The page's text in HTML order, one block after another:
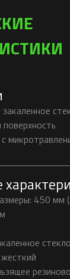
поверхность
450 мм
стекло